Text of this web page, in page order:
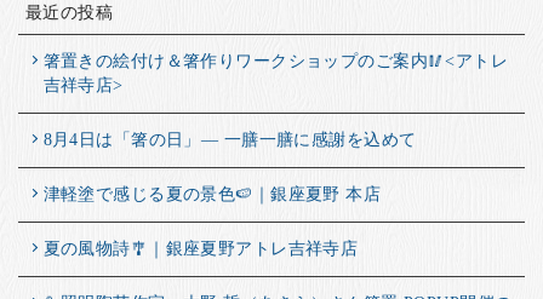
最近の投稿
箸置きの絵付け＆箸作りワークショップのご案内🥢<アトレ
吉祥寺店>
8月4日は「箸の日」― 一膳一膳に感謝を込めて
津軽塗で感じる夏の景色🍉｜銀座夏野 本店
夏の風物詩🎐｜銀座夏野アトレ吉祥寺店